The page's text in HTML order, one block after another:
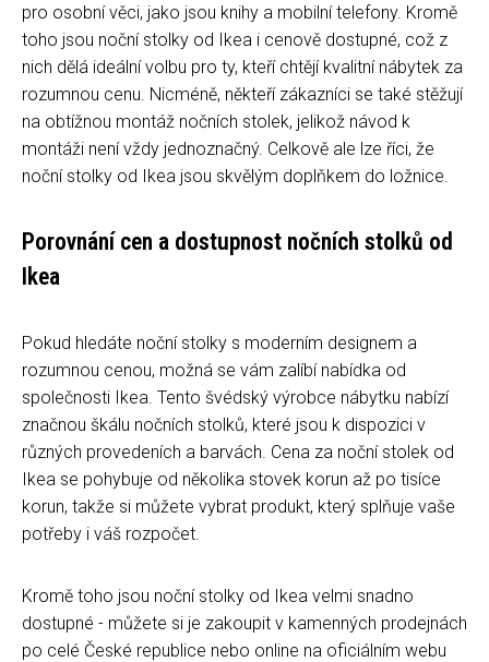
pro osobní věci, jako jsou knihy a mobilní telefony. Kromě
toho jsou noční stolky od Ikea i cenově dostupné, což z
nich dělá ideální volbu pro ty, kteří chtějí kvalitní nábytek za
rozumnou cenu. Nicméně, někteří zákazníci se také stěžují
na obtížnou montáž nočních stolek, jelikož návod k
montáži není vždy jednoznačný. Celkově ale lze říci, že
noční stolky od Ikea jsou skvělým doplňkem do ložnice.
Porovnání cen a dostupnost nočních stolků od
Ikea
Pokud hledáte noční stolky s moderním designem a
rozumnou cenou, možná se vám zalíbí nabídka od
společnosti Ikea. Tento švédský výrobce nábytku nabízí
značnou škálu nočních stolků, které jsou k dispozici v
různých provedeních a barvách. Cena za noční stolek od
Ikea se pohybuje od několika stovek korun až po tisíce
korun, takže si můžete vybrat produkt, který splňuje vaše
potřeby i váš rozpočet.
Kromě toho jsou noční stolky od Ikea velmi snadno
dostupné - můžete si je zakoupit v kamenných prodejnách
po celé České republice nebo online na oficiálním webu